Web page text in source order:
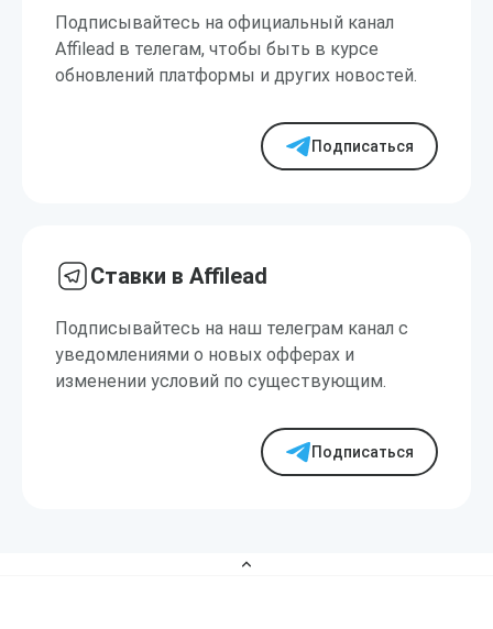
Подписывайтесь на официальный канал
Affilead в телегам, чтобы быть в курсе
обновлений платформы и других новостей.
Подписаться
Ставки в Affilead
Подписывайтесь на наш телеграм канал с
уведомлениями о новых офферах и
изменении условий по существующим.
Подписаться